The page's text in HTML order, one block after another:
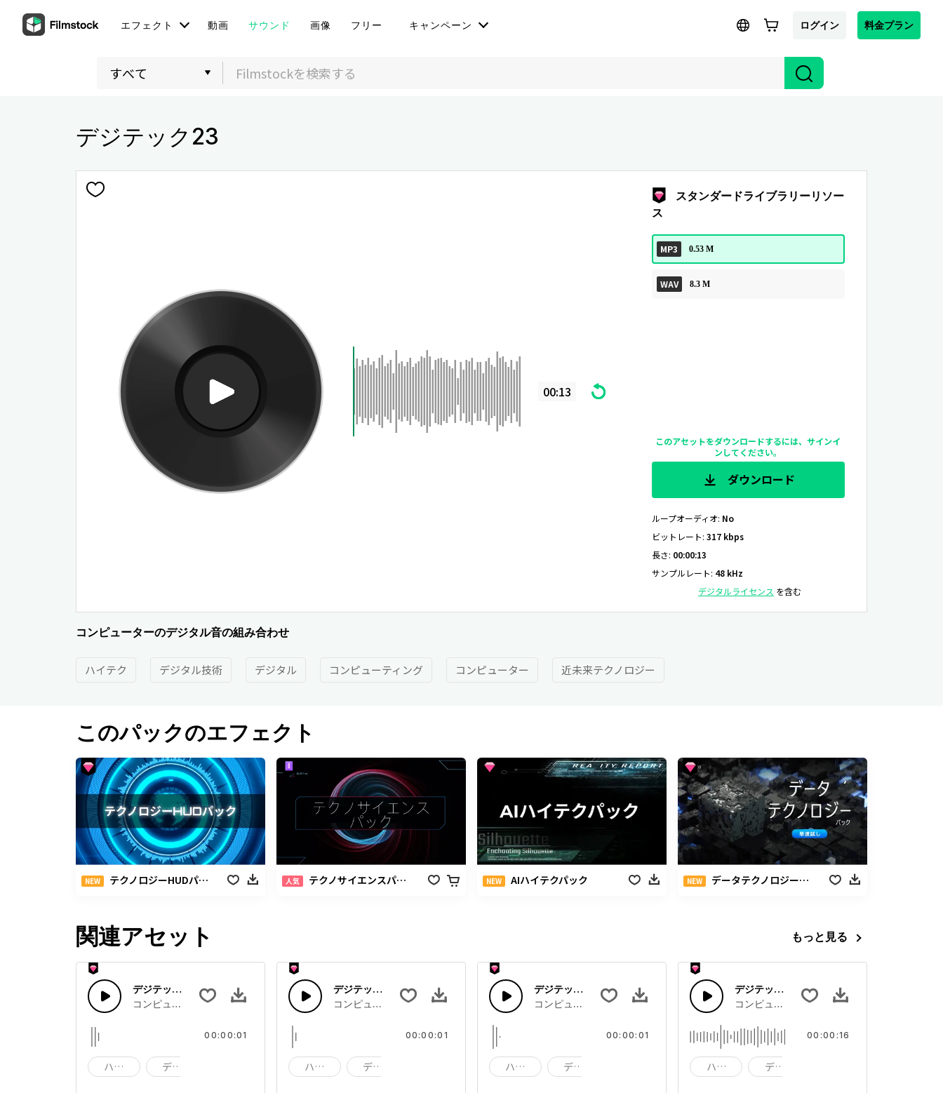
エフェクト 動画 サウンド 画像 フリー キャンペーン ログイン 料金プラン
デジテック23
00:13
スタンダードライブラリーリソー
ス
MP3 0.53 M
WAV 8.3 M
このアセットをダウンロードするには、サインイ
ンしてください。
ダウンロード
ループオーディオ: No
ビットレート: 317 kbps
長さ: 00:00:13
サンプルレート: 48 kHz
デジタルライセンス を含む
コンピューターのデジタル音の組み合わせ
ハイテク デジタル技術 デジタル コンピューティング コンピューター 近未来テクノロジー
このパックのエフェクト
NEW テクノロジーHUDパック 人気 テクノサイエンスパック NEW AIハイテクパック NEW データテクノロジーパック
関連アセット もっと見る
デジテック28
コンピューターのデジタル音の組み合わせ
ハイテク デジタル技術
00:00:01
デジテック27
コンピューターのデジタル音の組み合わせ
ハイテク デジタル技術
00:00:01
デジテック26
コンピューターのデジタル音の組み合わせ
ハイテク デジタル技術
00:00:01
デジテック25
コンピューターのデジタル音の組み合わせ
ハイテク デジタル技術
00:00:16